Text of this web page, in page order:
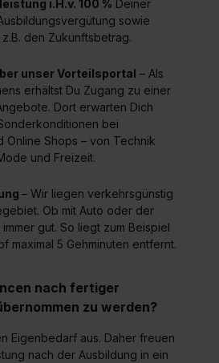
i.H.v. 100 % Deiner
sowie
den Zukunftsbetrag.
unser Vorteilsportal – Als
erhältst Du Zugang zu einer
Dort erwarten Dich
bei
Online Shops – von Technik
und Freizeit.
– Wir liegen verkehrsgünstig
Ob mit Auto oder der
gut. So liegt zum Beispiel
maximal 5 Gehminuten entfernt.
nach fertiger
zu werden?
Eigenbedarf aus. Daher freuen
nach der Ausbildung in ein